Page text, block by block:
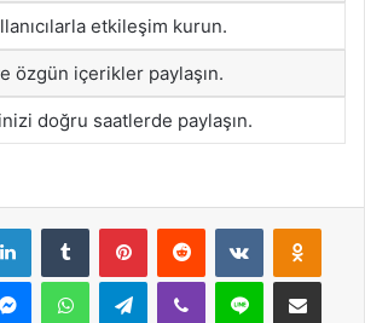
etkileşim kurun.
özgün içerikler paylaşın.
doğru saatlerde paylaşın.
LinkedInTumblr PinterestReddit VKontakte
MessengerWhatsAppTelegramViber Line E-Posta ile